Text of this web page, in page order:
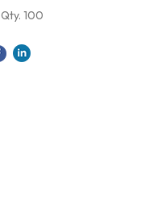
Qty. 100